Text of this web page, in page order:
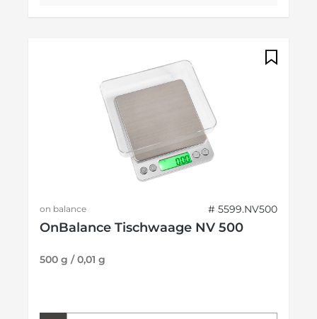
on balance # 5599.NV500
OnBalance Tischwaage NV 500
500 g / 0,01 g